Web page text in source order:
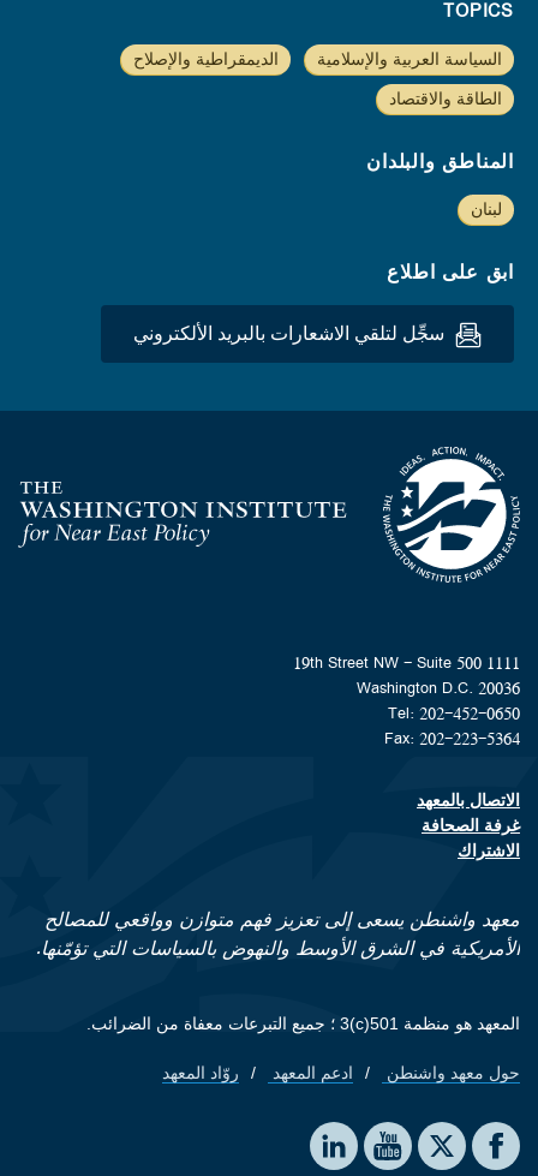
TOPICS
السياسة العربية والإسلامية الديمقراطية والإصلاح
الطاقة والاقتصاد
المناطق والبلدان
لبنان
ابق على اطلاع
سجِّل لتلقي الاشعارات بالبريد الألكتروني
Homepage
1111 19th Street NW - Suite 500
Washington D.C. 20036
Tel: 202-452-0650
Fax: 202-223-5364
Footer contact links
الاتصال بالمعهد
غرفة الصحافة
الاشتراك
معهد واشنطن يسعى إلى تعزيز فهم متوازن وواقعي للمصالح
الأمريكية في الشرق الأوسط والنهوض بالسياسات التي تؤمّنها.
المعهد هو منظمة 501(c)3 ؛ جميع التبرعات معفاة من الضرائب.
Footer quick links
حول معهد واشنطن ادعم المعهد روّاد المعهد
Social media
The Washington Institute on Facebook
The Washington Institute on X
The Washington Institute on YouTube
The Washington Institute on LinkedIn